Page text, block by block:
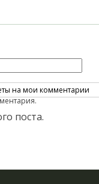
поста.